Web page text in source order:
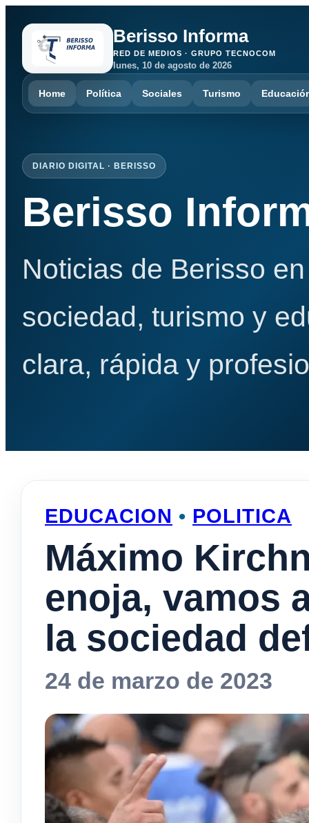
Berisso Informa
RED DE MEDIOS · GRUPO TECNOCOM
lunes, 10 de agosto de 2026
Home Política Sociales Turismo
DIARIO DIGITAL · BERISSO
Berisso
Noticias de Berisso
sociedad, turismo y
clara, rápida y
EDUCACION • POLITICA
Máximo
enoja, vamos
la sociedad
24 de marzo de 2023